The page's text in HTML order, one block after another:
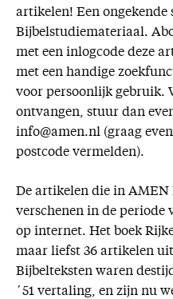
artikelen! Een ongekende
Bijbelstudiemateriaal.
met een inlogcode deze
met een handige
voor persoonlijk gebruik.
ontvangen, stuur dan
info@amen.nl (graag
postcode vermelden).
De artikelen die in AMEN
verschenen in de periode
op internet. Het boek
maar liefst 36 artikelen
Bijbelteksten waren
´51 vertaling, en zijn nu